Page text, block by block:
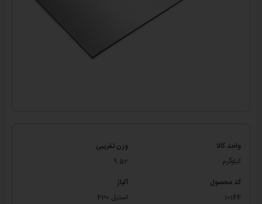
واحد کالا
کیلوگرم
وزن تقریبی
9.52
کد محصول
10144
آلیاژ
استیل 430